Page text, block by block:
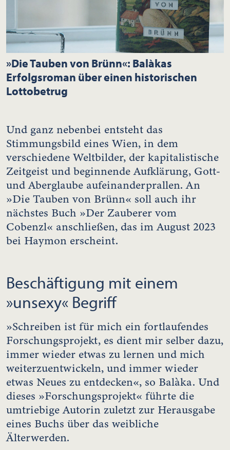
»Die Tauben von Brünn«: Balàkas
Erfolgsroman über einen historischen
Lottobetrug
Und ganz nebenbei entsteht das
Stimmungsbild eines Wien, in dem
verschiedene Weltbilder, der kapitalistische
Zeitgeist und beginnende Aufklärung, Gott-
und Aberglaube aufeinanderprallen. An
»Die Tauben von Brünn« soll auch ihr
nächstes Buch »Der Zauberer vom
Cobenzl« anschließen, das im August 2023
bei Haymon erscheint.
Beschäftigung mit einem
»unsexy« Begriff
»Schreiben ist für mich ein fortlaufendes
Forschungsprojekt, es dient mir selber dazu,
immer wieder etwas zu lernen und mich
weiterzuentwickeln, und immer wieder
etwas Neues zu entdecken«, so Balàka. Und
dieses »Forschungsprojekt« führte die
umtriebige Autorin zuletzt zur Herausgabe
eines Buchs über das weibliche
Älterwerden.